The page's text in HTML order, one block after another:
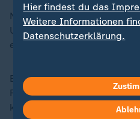
Nach Bitkom-Angaben
Unternehmen über einen
etwa die Hälfte könnte
Ein Datum für den Umstieg
Für die Anbieter ein
kann das Probleme geben,
Hier findest du das
Weitere Informationen
Datenschutzerklärung.